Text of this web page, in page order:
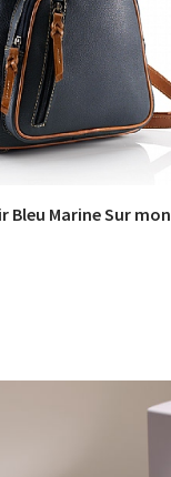
COMMANDER
Bleu Marine Sur mon